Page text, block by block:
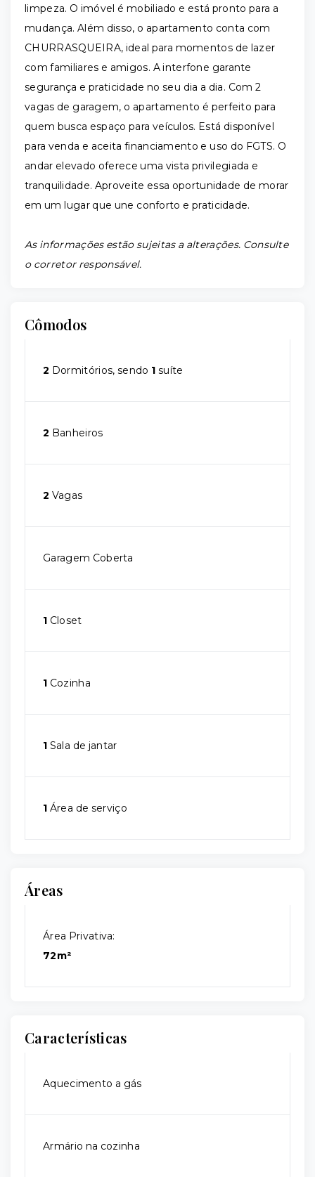
limpeza. O imóvel é mobiliado e está pronto para a
mudança. Além disso, o apartamento conta com
CHURRASQUEIRA, ideal para momentos de lazer
com familiares e amigos. A interfone garante
segurança e praticidade no seu dia a dia. Com 2
vagas de garagem, o apartamento é perfeito para
quem busca espaço para veículos. Está disponível
para venda e aceita financiamento e uso do FGTS. O
andar elevado oferece uma vista privilegiada e
tranquilidade. Aproveite essa oportunidade de morar
em um lugar que une conforto e praticidade.
As informações estão sujeitas a alterações. Consulte
o corretor responsável.
Cômodos
2 Dormitórios, sendo 1 suíte
2 Banheiros
2 Vagas
Garagem Coberta
1 Closet
1 Cozinha
1 Sala de jantar
1 Área de serviço
Áreas
Área Privativa:
72m²
Características
Aquecimento a gás
Armário na cozinha